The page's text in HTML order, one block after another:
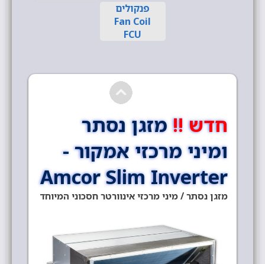
פנקולים
Fan Coil
FCU
חדש !!מזגן נסתר
ומיני מרכזי אמקור -
Amcor Slim Inverter
מזגן נסתר / מיני מרכזי אינוורטר חסכוני המיוחד